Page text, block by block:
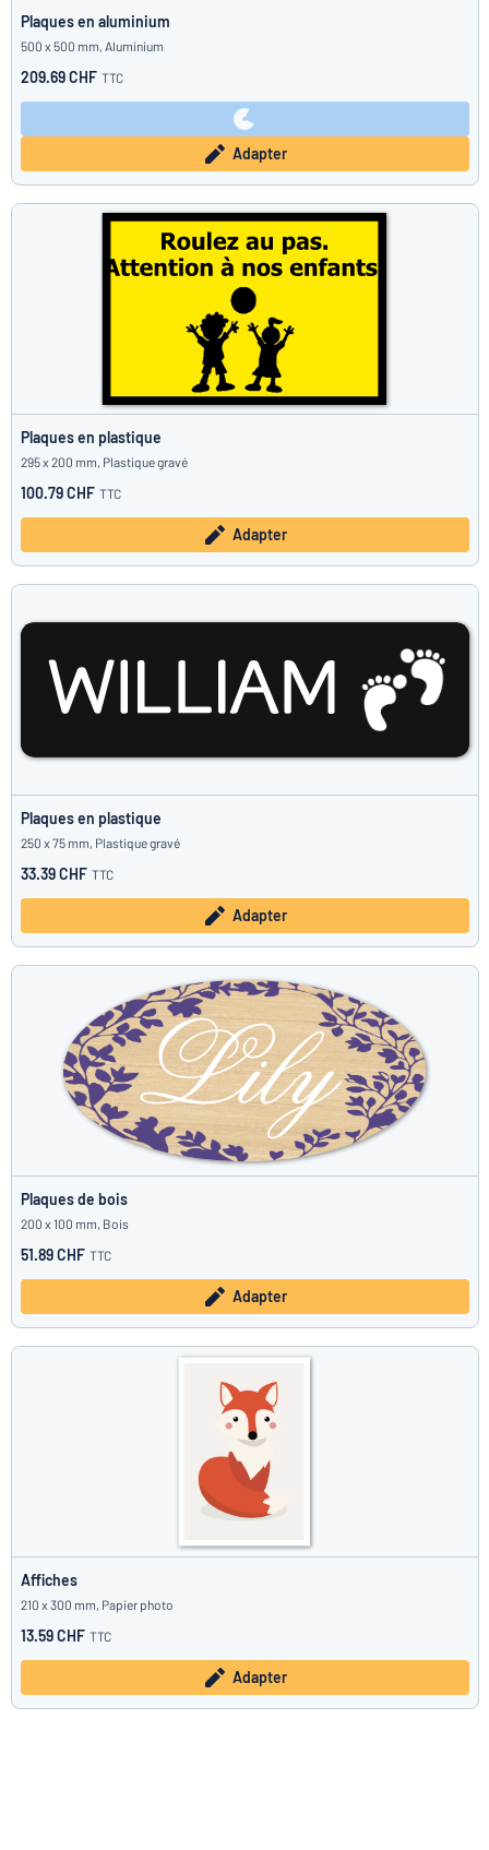
Plaques en aluminium
500 x 500 mm, Aluminium
209.69 CHF TTC
Adapter
Plaques en plastique
295 x 200 mm, Plastique gravé
100.79 CHF TTC
Adapter
Plaques en plastique
250 x 75 mm, Plastique gravé
33.39 CHF TTC
Adapter
Plaques de bois
200 x 100 mm, Bois
51.89 CHF TTC
Adapter
Affiches
210 x 300 mm, Papier photo
13.59 CHF TTC
Adapter